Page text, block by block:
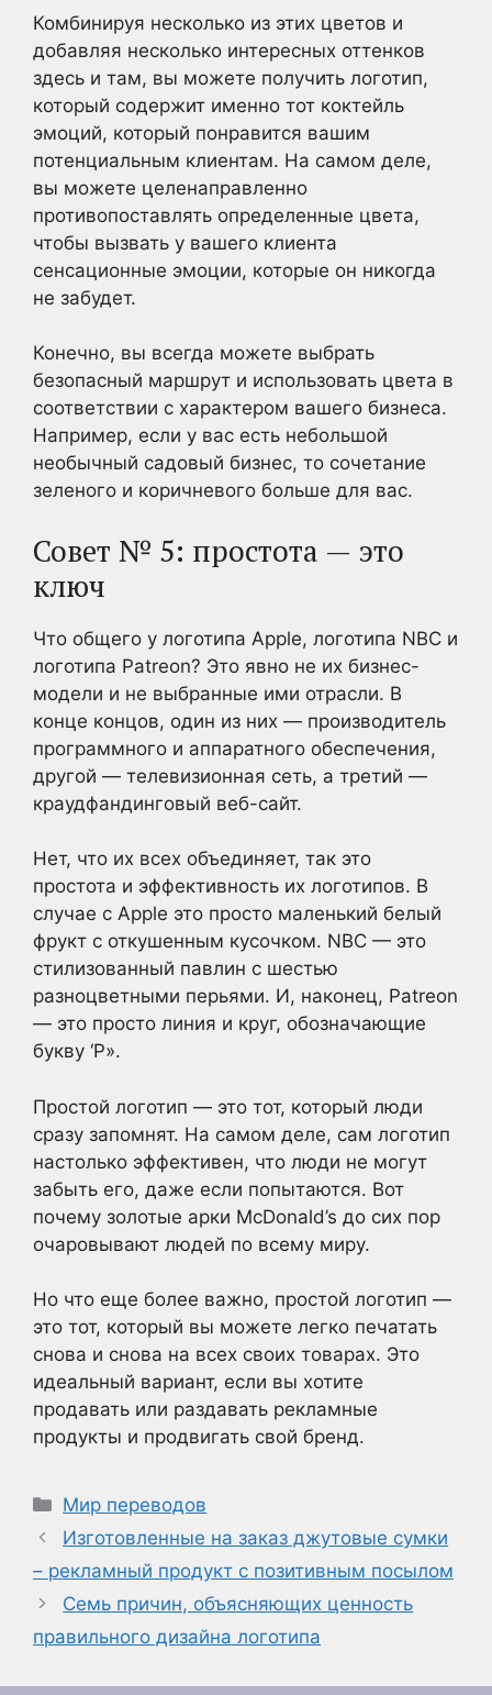
Комбинируя несколько из этих цветов и
добавляя несколько интересных оттенков
здесь и там, вы можете получить логотип,
который содержит именно тот коктейль
эмоций, который понравится вашим
потенциальным клиентам. На самом деле,
вы можете целенаправленно
противопоставлять определенные цвета,
чтобы вызвать у вашего клиента
сенсационные эмоции, которые он никогда
не забудет.
Конечно, вы всегда можете выбрать
безопасный маршрут и использовать цвета в
соответствии с характером вашего бизнеса.
Например, если у вас есть небольшой
необычный садовый бизнес, то сочетание
зеленого и коричневого больше для вас.
Совет № 5: простота — это
ключ
Что общего у логотипа Apple, логотипа NBC и
логотипа Patreon? Это явно не их бизнес-
модели и не выбранные ими отрасли. В
конце концов, один из них — производитель
программного и аппаратного обеспечения,
другой — телевизионная сеть, а третий —
краудфандинговый веб-сайт.
Нет, что их всех объединяет, так это
простота и эффективность их логотипов. В
случае с Apple это просто маленький белый
фрукт с откушенным кусочком. NBC — это
стилизованный павлин с шестью
разноцветными перьями. И, наконец, Patreon
— это просто линия и круг, обозначающие
букву ‘P».
Простой логотип — это тот, который люди
сразу запомнят. На самом деле, сам логотип
настолько эффективен, что люди не могут
забыть его, даже если попытаются. Вот
почему золотые арки McDonald’s до сих пор
очаровывают людей по всему миру.
Но что еще более важно, простой логотип —
это тот, который вы можете легко печатать
снова и снова на всех своих товарах. Это
идеальный вариант, если вы хотите
продавать или раздавать рекламные
продукты и продвигать свой бренд.
Рубрики
Мир переводов
Изготовленные на заказ джутовые сумки
– рекламный продукт с позитивным посылом
Семь причин, объясняющих ценность
правильного дизайна логотипа